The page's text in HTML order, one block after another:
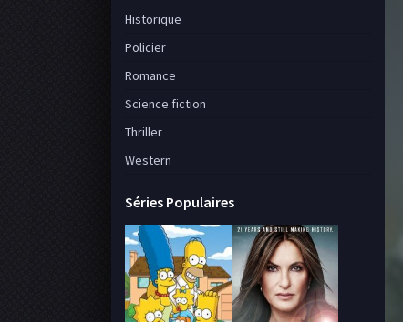
Historique
Policier
Romance
Science fiction
Thriller
Western
Séries Populaires